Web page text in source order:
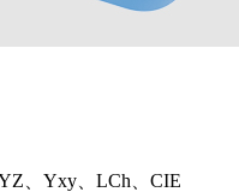
、Yxy、LCh、CIE